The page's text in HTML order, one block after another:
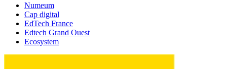
Numeum
Cap digital
EdTech France
Edtech Grand Ouest
Ecosystem